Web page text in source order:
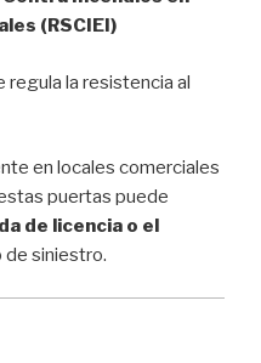
(RSCIEI)
regula la resistencia al
en locales comerciales
puertas puede
de licencia o el
de siniestro.